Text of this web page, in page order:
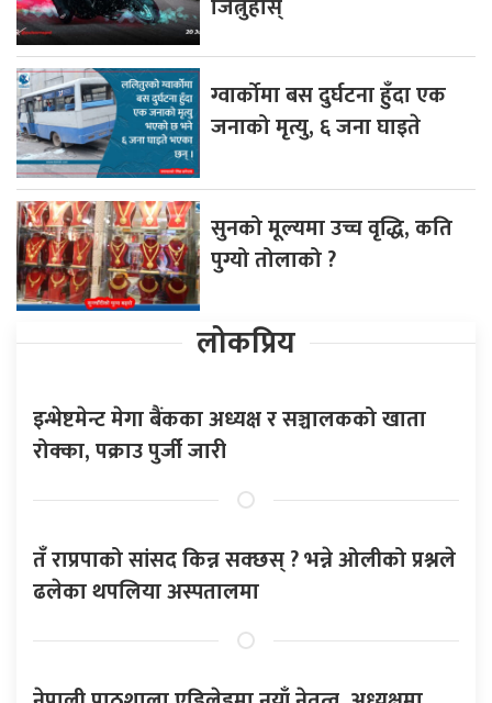
ग्वार्कोमा बस दुर्घटना हुँदा एक
जनाको मृत्यु, ६ जना घाइते
सुनको मूल्यमा उच्च वृद्धि, कति
पुग्यो तोलाको ?
लोकप्रिय
इन्भेष्टमेन्ट मेगा बैंकका अध्यक्ष र सञ्चालकको खाता
रोक्का, पक्राउ पुर्जी जारी
तँ राप्रपाको सांसद किन्न सक्छस् ? भन्ने ओलीको प्रश्नले
ढलेका थपलिया अस्पतालमा